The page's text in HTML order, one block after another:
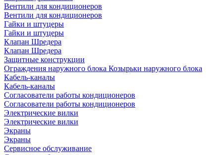
Вентили для кондиционеров
Вентили для кондиционеров
Гайки и штуцеры
Гайки и штуцеры
Клапан Шредера
Клапан Шредера
Защитные конструкции
Ограждения наружного блока Козырьки наружного блока
Кабель-каналы
Кабель-каналы
Согласователи работы кондиционеров
Согласователи работы кондиционеров
Электрические вилки
Электрические вилки
Экраны
Экраны
Сервисное обслуживание